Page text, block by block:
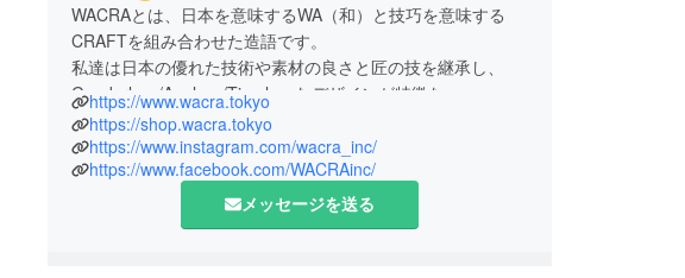
WACRAとは、日本を意味するWA（和）と技巧を意味する
CRAFTを組み合わせた造語です。
私達は日本の優れた技術や素材の良さと匠の技を継承し、
Genderless/Ageless/Timelessなデザインが特徴な、
SUSTAINABLE JAPAN STYLEを世界へと配信することを
ミッションに活動しています。
https://www.wacra.tokyo
https://shop.wacra.tokyo
https://www.instagram.com/wacra_inc/
https://www.facebook.com/WACRAinc/
メッセージを送る